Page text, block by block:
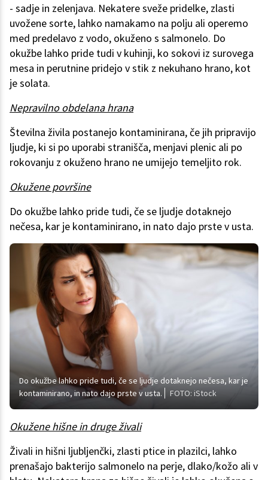
- sadje in zelenjava. Nekatere sveže pridelke, zlasti
uvožene sorte, lahko namakamo na polju ali operemo
med predelavo z vodo, okuženo s salmonelo. Do
okužbe lahko pride tudi v kuhinji, ko sokovi iz surovega
mesa in perutnine pridejo v stik z nekuhano hrano, kot
je solata.
Nepravilno obdelana hrana
Številna živila postanejo kontaminirana, če jih pripravijo
ljudje, ki si po uporabi stranišča, menjavi plenic ali po
rokovanju z okuženo hrano ne umijejo temeljito rok.
Okužene površine
Do okužbe lahko pride tudi, če se ljudje dotaknejo
nečesa, kar je kontaminirano, in nato dajo prste v usta.
Do okužbe lahko pride tudi, če se ljudje dotaknejo nečesa, kar je
kontaminirano, in nato dajo prste v usta.
FOTO: iStock
Okužene hišne in druge živali
Živali in hišni ljubljenčki, zlasti ptice in plazilci, lahko
prenašajo bakterijo salmonelo na perje, dlako/kožo ali v